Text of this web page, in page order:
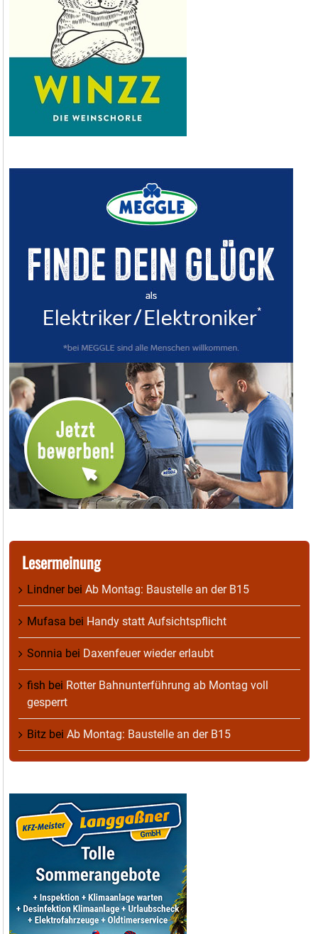
Lesermeinung
Lindnerbei Ab Montag: Baustelle an der B15
Mufasa bei Handy statt Aufsichtspflicht
Sonnia bei Daxenfeuer wieder erlaubt
fish bei Rotter Bahnunterführung ab Montag voll
gesperrt
Bitz bei Ab Montag: Baustelle an der B15